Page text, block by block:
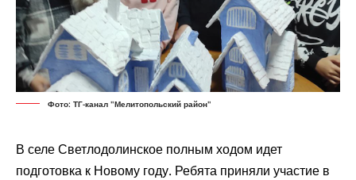
Фото: ТГ-канал "Мелитопольский район"
В селе Светлодолинское полным ходом идет
подготовка к Новому году. Ребята приняли участие в